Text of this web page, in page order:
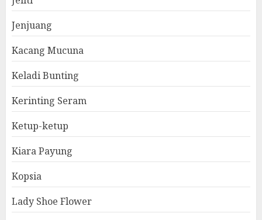
Jenjuang
Kacang Mucuna
Keladi Bunting
Kerinting Seram
Ketup-ketup
Kiara Payung
Kopsia
Lady Shoe Flower